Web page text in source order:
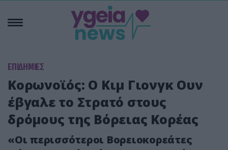
ΕΠΙΔΗΜΙΕΣ
Κορωνοϊός: Ο Κιμ Γιονγκ Ουν
έβγαλε το Στρατό στους
δρόμους της Βόρειας Κορέας
«Οι περισσότεροι Βορειοκορεάτες